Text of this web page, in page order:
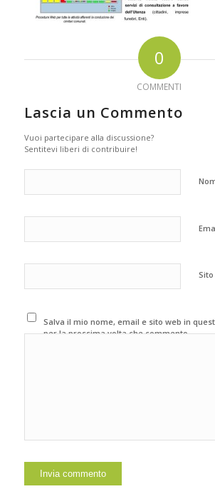
0
COMMENTI
Lascia un Commento
Vuoi partecipare alla discussione?
Sentitevi liberi di contribuire!
Salva il mio nome, email e sito web in
per la prossima volta che commento.